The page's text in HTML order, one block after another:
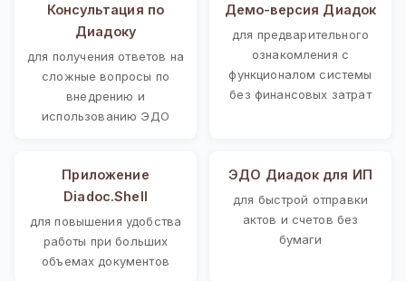
Консультация по
Диадоку
для получения ответов на
сложные вопросы по
внедрению и
использованию ЭДО
Демо-версия Диадок
для предварительного
ознакомления с
функционалом системы
без финансовых затрат
Приложение
Diadoc.Shell
для повышения удобства
работы при больших
объемах документов
ЭДО Диадок для ИП
для быстрой отправки
актов и счетов без
бумаги